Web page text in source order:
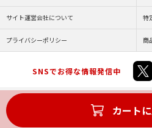
カート
サイト運営会社について 特
プライバシーポリシー 商
SNSでお得な情報発信中
Copyright (C) JAPAN POST